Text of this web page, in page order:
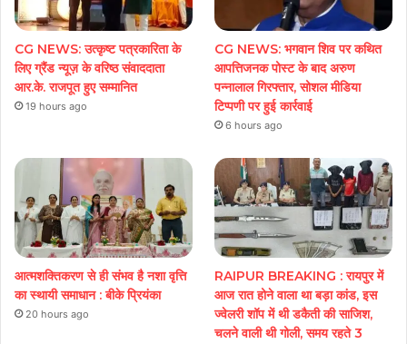
CG NEWS: उत्कृष्ट पत्रकारिता के
लिए ग्रैंड न्यूज़ के वरिष्ठ संवाददाता
आर.के. राजपूत हुए सम्मानित
19 hours ago
CG NEWS: भगवान शिव पर कथित
आपत्तिजनक पोस्ट के बाद अरुण
पन्नालाल गिरफ्तार, सोशल मीडिया
टिप्पणी पर हुई कार्रवाई
6 hours ago
आत्मशक्तिकरण से ही संभव है नशा वृत्ति
का स्थायी समाधान : बीके प्रियंका
20 hours ago
RAIPUR BREAKING : रायपुर में
आज रात होने वाला था बड़ा कांड, इस
ज्वेलरी शॉप में थी डकैती की साजिश,
चलने वाली थी गोली, समय रहते 3